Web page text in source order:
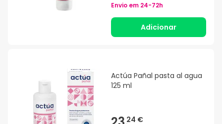
Envio em 24-72h
Adicionar
Actúa Pañal pasta al agua
125 ml
24 €